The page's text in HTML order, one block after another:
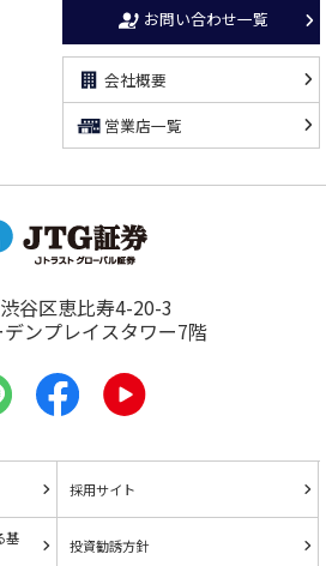
お問い合わせ一覧
会社概要
営業店一覧
谷区恵比寿4-20-3
ンプレイスタワー7階
採用サイト
基
投資勧誘方針